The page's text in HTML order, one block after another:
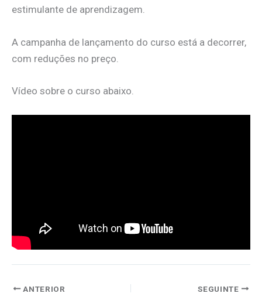
estimulante de aprendizagem.
A campanha de lançamento do curso está a decorrer,
com reduções no preço.
Vídeo sobre o curso abaixo.
ANTERIOR SEGUINTE